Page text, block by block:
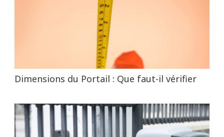
Dimensions du Portail : Que faut-il vérifier